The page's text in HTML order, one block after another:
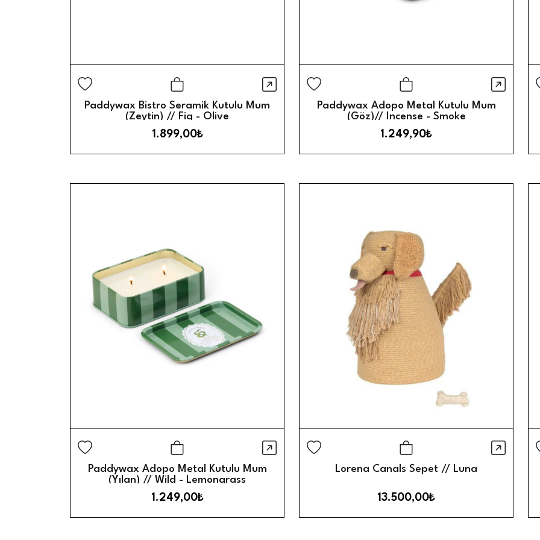
Sepete Ekle
Hızlı Görünüm
Paddywax Bistro Seramik Kutulu Mum
(Zeytin) // Fig - Olive
1.899,00₺
Sepete Ekle
Hızlı
Paddywax Adopo Metal Kutulu Mum
(Göz)// Incense - Smoke
1.249,90₺
Sepete Ekle
Hızlı Görünüm
Paddywax Adopo Metal Kutulu Mum
(Yılan) // Wild - Lemongrass
1.249,00₺
Sepete Ekle
Hızlı
Lorena Canals Sepet // Luna
13.500,00₺